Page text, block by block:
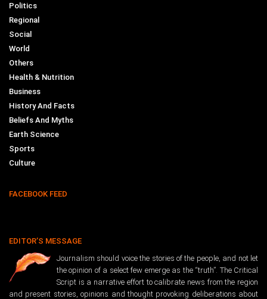
Politics
Regional
Social
World
Others
Health & Nutrition
Business
History And Facts
Beliefs And Myths
Earth Science
Sports
Culture
FACEBOOK FEED
EDITOR’S MESSAGE
Journalism should voice the stories of the people, and not let
the opinion of a select few emerge as the “truth”. The Critical
Script is a narrative effort to calibrate news from the region
and present stories, opinions and thought provoking deliberations about